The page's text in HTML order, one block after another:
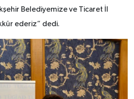
Belediyemize ve Ticaret İl
ederiz” dedi.